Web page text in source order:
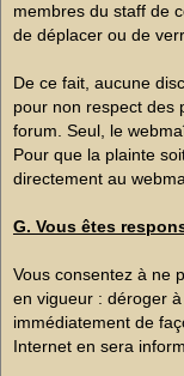
membres du staff de
de déplacer ou de
De ce fait, aucune
pour non respect des
forum. Seul, le
Pour que la plainte
directement au
G. Vous êtes
Vous consentez à ne
en vigueur : déroger
immédiatement de
Internet en sera